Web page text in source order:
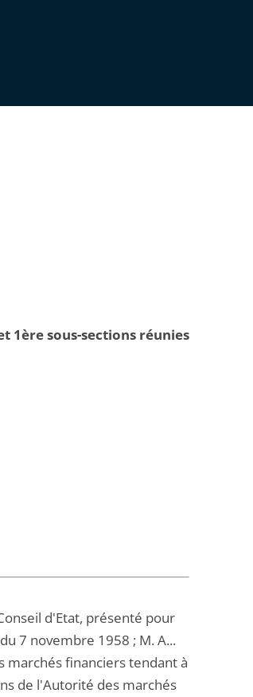
1ère sous-sections réunies
d'Etat, présenté pour
7 novembre 1958 ; M. A...
marchés financiers tendant à
de l'Autorité des marchés